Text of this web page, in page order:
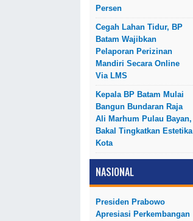
Persen
Cegah Lahan Tidur, BP
Batam Wajibkan
Pelaporan Perizinan
Mandiri Secara Online
Via LMS
Kepala BP Batam Mulai
Bangun Bundaran Raja
Ali Marhum Pulau Bayan,
Bakal Tingkatkan Estetika
Kota
NASIONAL
Presiden Prabowo
Apresiasi Perkembangan